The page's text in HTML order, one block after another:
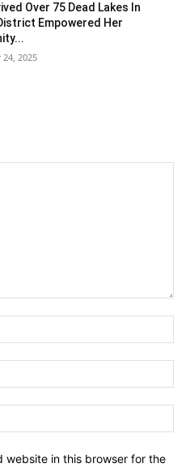
Over 75 Dead Lakes In
Empowered Her
2025
website in this browser for the